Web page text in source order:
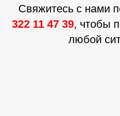
Свяжитесь с нами
322 11 47 39, чтобы
любой